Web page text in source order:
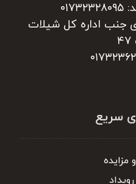
جنب اداره کل شیلات
سریع
مزایده